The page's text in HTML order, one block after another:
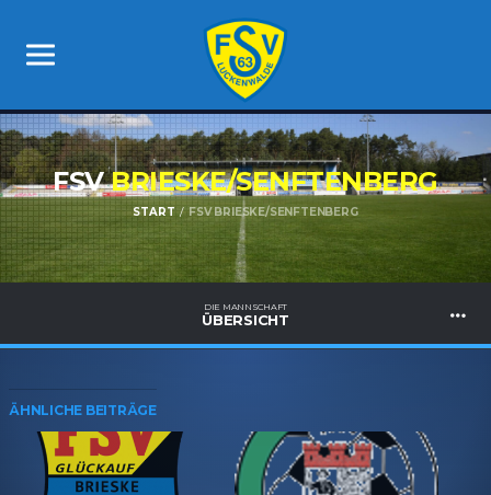
FSVBRIESKE/​SENFTENBERG
START FSV BRIESKE/​SENFTENBERG
DIE MANNSCHAFT
ÜBERSICHT
ÄHNLICHE BEITRÄGE